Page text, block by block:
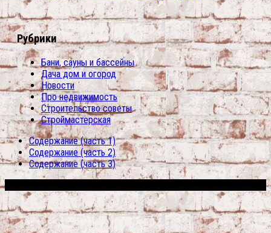
Рубрики
Бани, сауны и бассейны
Дача дом и огород
Новости
Про недвижимость
Строительство советы
Строймастерская
Содержание (часть 1)
Содержание (часть 2)
Содержание (часть 3)